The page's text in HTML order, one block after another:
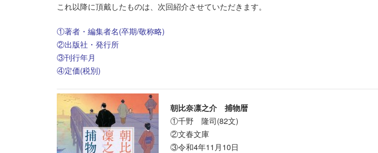
これ以降に頂戴したものは、次回紹介させていただきます。
①著者・編集者名(卒期/敬称略)
②出版社・発行所
③刊行年月
④定価(税別)
朝比奈凛之介 捕物暦
①千野 隆司(82文)
②文春文庫
③令和4年11月10日